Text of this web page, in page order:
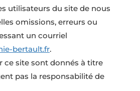
utilisateurs du site de nous
omissions, erreurs ou
un courriel
bertault.fr.
ce site sont donnés à titre
pas la responsabilité de